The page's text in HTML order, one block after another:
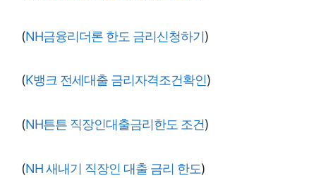
(NH금융리더론 한도 금리신청하기)
(K뱅크 전세대출 금리자격조건확인)
(NH튼튼 직장인대출금리한도 조건)
(NH 새내기 직장인 대출 금리 한도)